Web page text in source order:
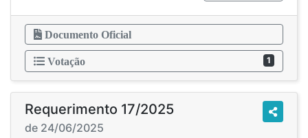
Documento Oficial
Votação 1
Requerimento 17/2025
de 24/06/2025